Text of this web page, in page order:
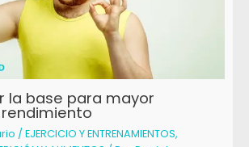
la base para mayor
/ EJERCICIO Y ENTRENAMIENTOS,